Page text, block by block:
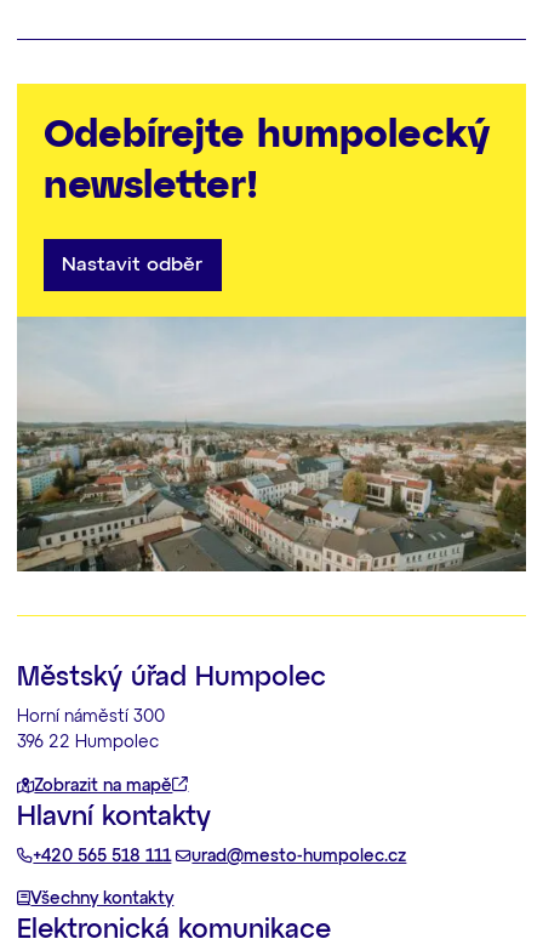
Odebírejte humpolecký
newsletter!
Nastavit odběr
Městský úřad Humpolec
Horní náměstí 300
396 22 Humpolec
Zobrazit na mapě
Hlavní kontakty
+420 565 518 111 urad@mesto-humpolec.cz
Všechny kontakty
Elektronická komunikace